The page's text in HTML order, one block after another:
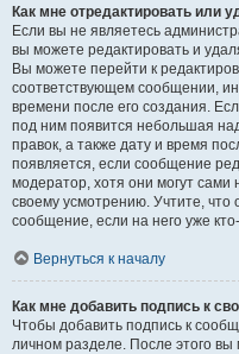
Как мне отредактировать или
Если вы не являетесь
вы можете редактировать и
Вы можете перейти к
соответствующем сообщении,
времени после его создания.
под ним появится небольшая
правок, а также дату и время
появляется, если сообщение
модератор, хотя они могут
своему усмотрению. Учтите, что
сообщение, если на него уже
Вернуться к началу
Как мне добавить подпись к
Чтобы добавить подпись к
личном разделе. После этого